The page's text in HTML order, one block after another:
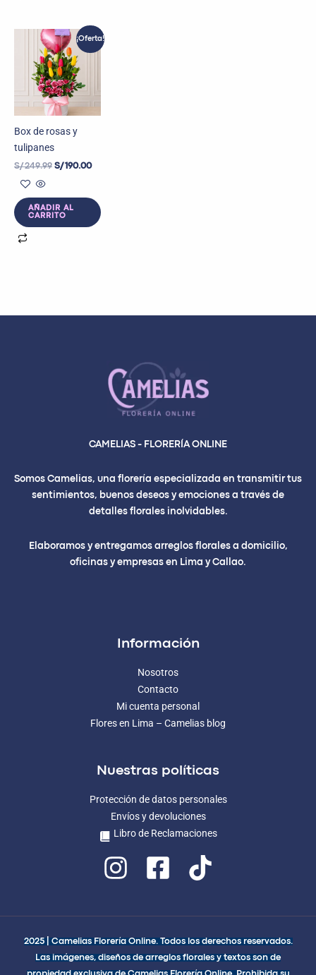
¡Oferta!
Box de rosas y
tulipanes
S/249.99
El
precio
original
era:
S/ 249.99.
S/190.00
El
precio
AÑADIR AL
CARRITO
CAMELIAS - FLORERÍA ONLINE
Somos Camelias, una florería especializada en transmitir tus
sentimientos, buenos deseos y emociones a través de
detalles florales inolvidables.
Elaboramos y entregamos arreglos florales a domicilio,
oficinas y empresas en Lima y Callao.
Información
Nosotros
Contacto
Mi cuenta personal
Flores en Lima – Camelias blog
Nuestras políticas
Protección de datos personales
Envíos y devoluciones
Libro de Reclamaciones
2025 | Camelias Florería Online. Todos los derechos reservados.
Las imágenes, diseños de arreglos florales y textos son de